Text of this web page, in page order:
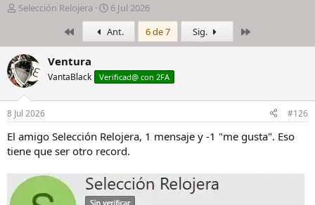
I
c
i
a
d
o
d
e
h
i
l
Selección Relojera
F
e
c
h
d
e
i
c
o
6 Jul 2026
PrimeroAnt. 6 de 7 Sig.
Ventura
VantaBlack Verificad@ con 2FA
8 Jul 2026 #126
El amigo Selección Relojera, 1 mensaje y -1 "me gusta". Eso
tiene que ser otro record.